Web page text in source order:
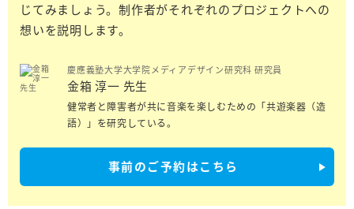
じてみましょう。制作者がそれぞれのプロジェクトへの
想いを説明します。
慶應義塾大学大学院メディアデザイン研究科 研究員
金箱 淳一 先生
健常者と障害者が共に音楽を楽しむための「共遊楽器（造
語）」を研究している。
事前のご予約はこちら